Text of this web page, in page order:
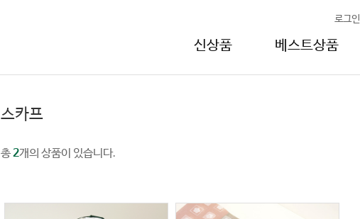
로그인
신상품 베스트상품
스카프
총2개의 상품이 있습니다.